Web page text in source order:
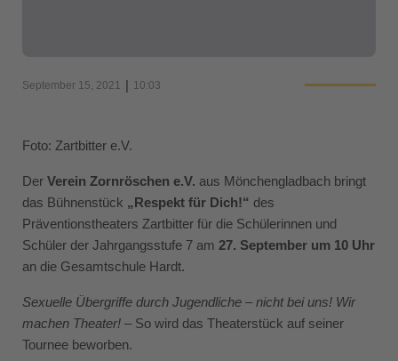
September 15, 2021 | 10:03
Foto: Zartbitter e.V.
Der Verein Zornröschen e.V. aus Mönchengladbach bringt
das Bühnenstück „Respekt für Dich!“ des
Präventionstheaters Zartbitter für die Schülerinnen und
Schüler der Jahrgangsstufe 7 am 27. September um 10 Uhr
an die Gesamtschule Hardt.
Sexuelle Übergriffe durch Jugendliche – nicht bei uns! Wir
machen Theater! – So wird das Theaterstück auf seiner
Tournee beworben.